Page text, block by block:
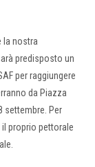
la nostra
predisposto un
per raggiungere
da Piazza
settembre. Per
proprio pettorale